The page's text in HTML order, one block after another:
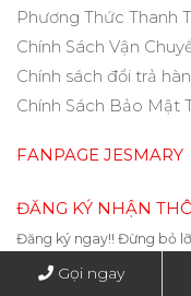
Phương Thức Thanh
Chính Sách Vận
Chính sách đổi trả
Chính Sách Bảo Mật
FANPAGE JESMARY
ĐĂNG KÝ NHẬN
Đăng ký ngay!! Đừng bỏ
Gọi ngay